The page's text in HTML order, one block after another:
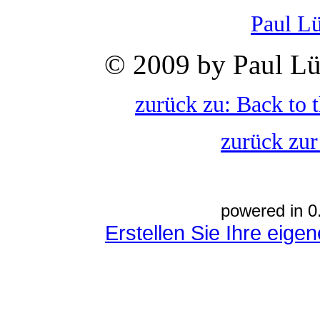
Paul
© 2009 by Paul
zurück zu: Back to
zurück
powered in
Erstellen Sie Ihre